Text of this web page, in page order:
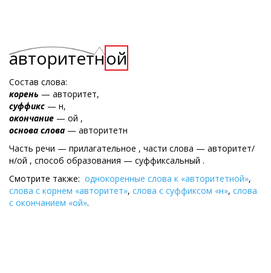
авторитетной
Состав слова:
корень — авторитет,
суффикс — н,
окончание — ой ,
основа слова — авторитетн
Часть речи — прилагательное , части слова — авторитет/
н/ой , cпособ образования — суффиксальный .
Смотрите также: однокоренные слова к «авторитетной»,
слова с корнем «авторитет», слова с суффиксом «н», слова
с окончанием «ой».